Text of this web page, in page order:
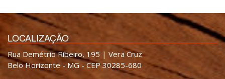
LOCALIZAÇÃO
Rua Demétrio Ribeiro, 195 | Vera Cruz
Belo Horizonte - MG - CEP 30285-680